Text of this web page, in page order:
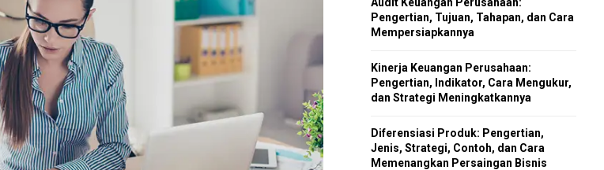
r
:
R
Pengertian, Tujuan, Tahapan, dan Cara
Mempersiapkannya
Kinerja Keuangan Perusahaan:
Pengertian, Indikator, Cara Mengukur,
dan Strategi Meningkatkannya
Diferensiasi Produk: Pengertian,
Jenis, Strategi, Contoh, dan Cara
Memenangkan Persaingan Bisnis